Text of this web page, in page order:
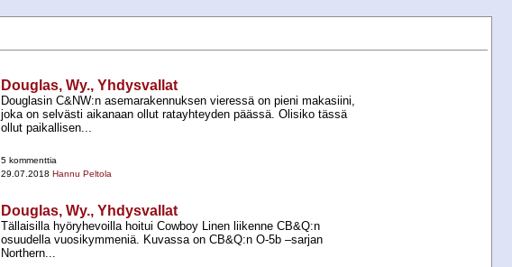
Douglas, Wy., Yhdysvallat
Douglasin C&NW:n asemarakennuksen vieressä on pieni makasiini,
joka on selvästi aikanaan ollut ratayhteyden päässä. Olisiko tässä
ollut paikallisen...
5 kommenttia
29.07.2018 Hannu Peltola
Douglas, Wy., Yhdysvallat
Tällaisilla hyöryhevoilla hoitui Cowboy Linen liikenne CB&Q:n
osuudella vuosikymmeniä. Kuvassa on CB&Q:n O-​5b –sarjan
Northern...